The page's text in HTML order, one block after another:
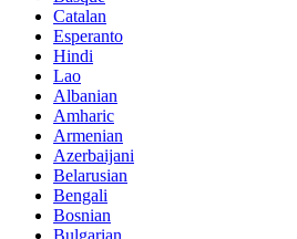
Catalan
Esperanto
Hindi
Lao
Albanian
Amharic
Armenian
Azerbaijani
Belarusian
Bengali
Bosnian
Bulgarian